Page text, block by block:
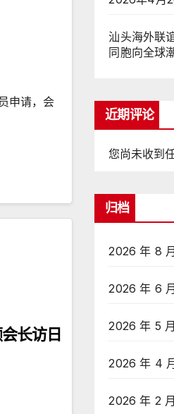
申请，会
长访日
汕头海外联
同胞向全球
近期评论
您尚未收到
归档
2026 年 8 月
2026 年 6 月
2026 年 5 月
2026 年 4 月
2026 年 2 月